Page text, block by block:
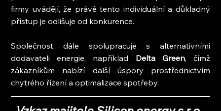
firmy uvádějí, že právě tento individuální a důkladný
přístup je odlišuje od konkurence.
Společnost dále spolupracuje s alternativními
dodavateli energie, například Delta Green, čímž
zákazníkům nabízí další úspory prostřednictvím
chytrého řízení a optimalizace spotřeby.